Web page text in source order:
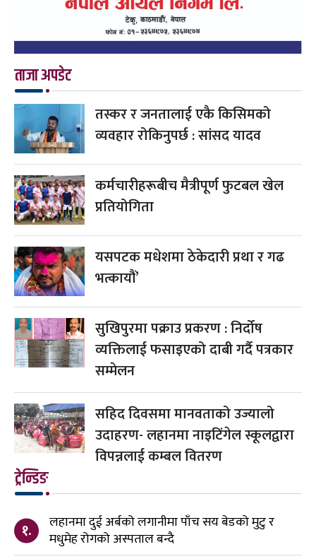
ताजा अपडेट
तस्कर र जनतालाई एकै किसिमको
व्यवहार रोकिनुपर्छ : सांसद यादव
कर्मचारीहरूबीच मैत्रीपूर्ण फुटबल खेल
प्रतियोगिता
यसपटक मधेशमा ठेकेदारी प्रथा र गढ
भत्कायौं’
सुखिपुरमा पक्राउ प्रकरण : निर्दोष
व्यक्तिलाई फसाइएको दाबी गर्दै पत्रकार
सम्मेलन
सहिद दिवसमा मानवताको उज्यालो
उदाहरण- लहानमा नाइटिंगेल स्कूलद्वारा
विपन्नलाई कम्बल वितरण
ट्रेन्डिङ
१.
लहानमा दुई अर्बको लगानीमा पाँच सय बेडको मुटु र
मधुमेह रोगको अस्पताल बन्दै